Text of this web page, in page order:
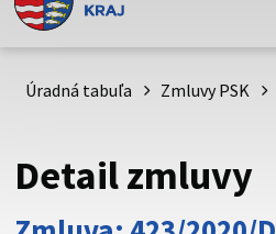
Toto je oficiálna webová stránka
psk.sk.
Buďte pozorní a vždy sa uistite,
cez zabezpečenú webovú
vždy začína https:// pred názvom
Úradná tabuľa Zmluvy PSK
Detail zmluvy